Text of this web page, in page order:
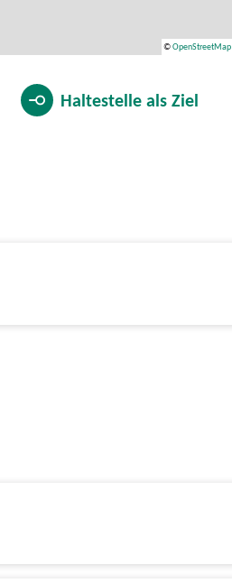
©OpenStreetMap
Haltestelle alsZiel